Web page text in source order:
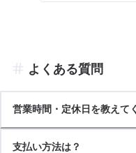
よくある質問
営業時間・定休日を教えて
支払い方法は？